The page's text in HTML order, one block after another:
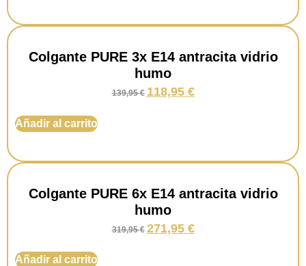
Colgante PURE 3x E14 antracita vidrio
humo
139,95€ 118,95 €
Añadir al carrito
Colgante PURE 6x E14 antracita vidrio
humo
319,95€ 271,95 €
Añadir al carrito